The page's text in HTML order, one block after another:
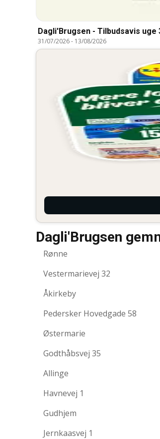
Dagli'Brugsen - Tilbudsavis uge
31/07/2026- 13/08/2026
Dagli'Brugsen
Rønne
Vestermarievej 32
Åkirkeby
Pedersker Hovedgade 58
Østermarie
Godthåbsvej 35
Allinge
Havnevej 1
Gudhjem
Jernkaasvej 1